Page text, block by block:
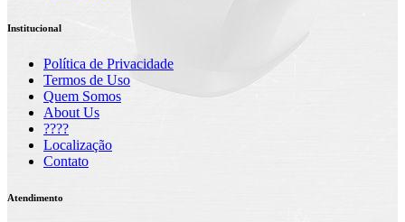
Institucional
Política de Privacidade
Termos de Uso
Quem Somos
About Us
????
Localização
Contato
Atendimento